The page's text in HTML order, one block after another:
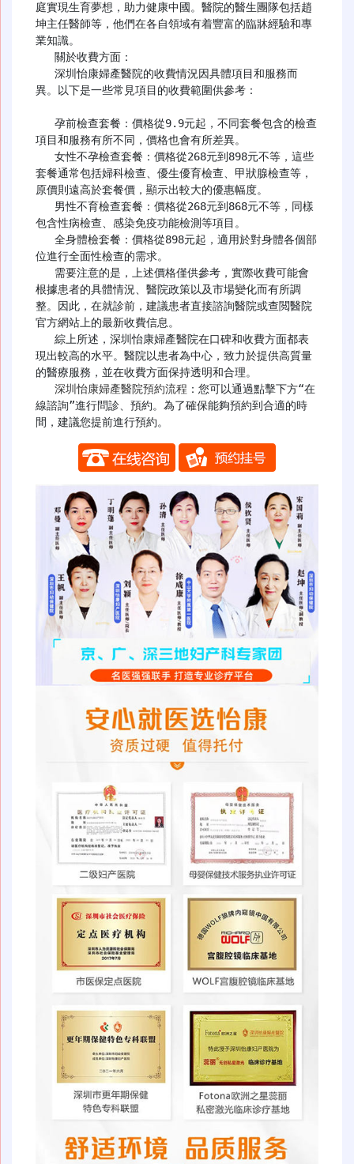
庭實現生育夢想，助力健康中國。醫院的醫生團隊包括趙
坤主任醫師等，他們在各自領域有着豐富的臨牀經驗和專
業知識。
異。以下是一些常見項目的收費範圍供參考：
項目和服務有所不同，價格也會有所差異。
套餐通常包括婦科檢查、優生優育檢查、甲狀腺檢查等，
原價則遠高於套餐價，顯示出較大的優惠幅度。
包含性病檢查、感染免疫功能檢測等項目。
位進行全面性檢查的需求。
根據患者的具體情況、醫院政策以及市場變化而有所調
整。因此，在就診前，建議患者直接諮詢醫院或查閲醫院
官方網站上的最新收費信息。
現出較高的水平。醫院以患者為中心，致力於提供高質量
的醫療服務，並在收費方面保持透明和合理。
深圳怡康婦產醫院預約流程 ：您可以通過點擊下方“在
線諮詢”進行問診、預約。為了確保能夠預約到合適的時
間，建議您提前進行預約。